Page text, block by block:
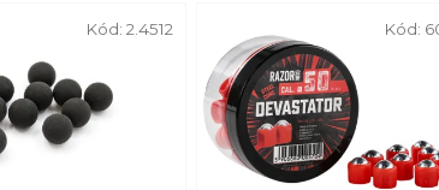
Kód:2.4512 Kód: